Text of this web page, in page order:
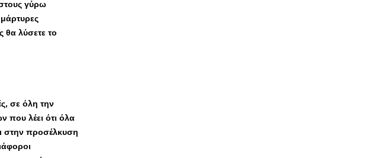
γύρω
θα λύσετε το
σε όλη την
που λέει ότι όλα
στην προσέλκυση